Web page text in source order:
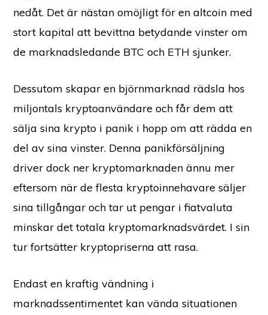
nedåt. Det är nästan omöjligt för en altcoin med
stort kapital att bevittna betydande vinster om
de marknadsledande BTC och ETH sjunker.
Dessutom skapar en björnmarknad rädsla hos
miljontals kryptoanvändare och får dem att
sälja sina krypto i panik i hopp om att rädda en
del av sina vinster. Denna panikförsäljning
driver dock ner kryptomarknaden ännu mer
eftersom när de flesta kryptoinnehavare säljer
sina tillgångar och tar ut pengar i fiatvaluta
minskar det totala kryptomarknadsvärdet. I sin
tur fortsätter kryptopriserna att rasa.
Endast en kraftig vändning i
marknadssentimentet kan vända situationen